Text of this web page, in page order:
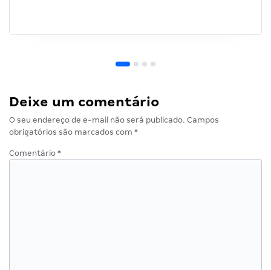
Deixe um comentário
O seu endereço de e-mail não será publicado. Campos
obrigatórios são marcados com *
Comentário *